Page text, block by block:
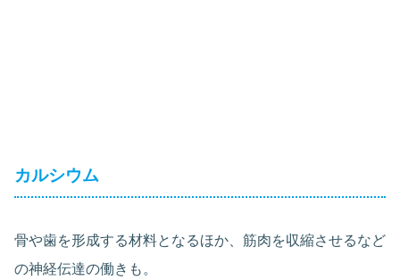
カルシウム
骨や歯を形成する材料となるほか、筋肉を収縮させるなど
の神経伝達の働きも。